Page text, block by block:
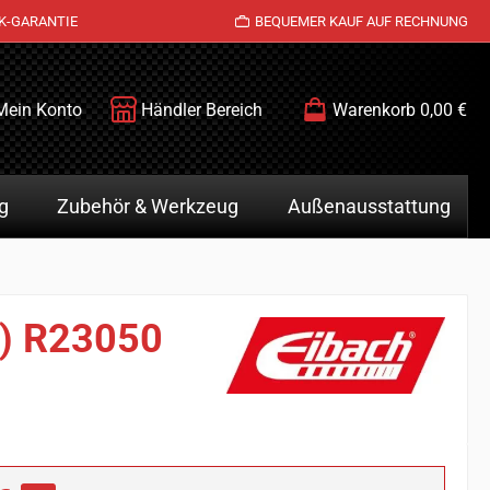
GARANTIE BEQUEMER KAUF AUF RECHNUNG
Konto Händler Bereich Warenkorb 0,00 €
Zubehör & Werkzeug Außenausstattung
R23050